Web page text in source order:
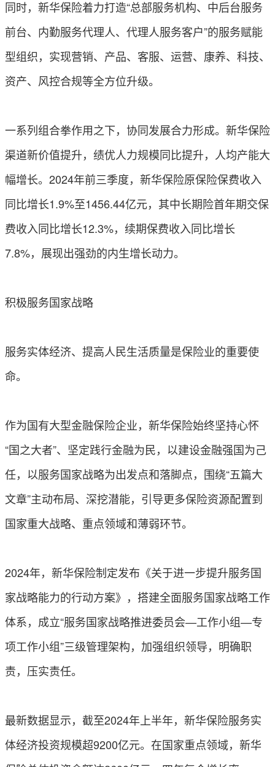
同时，新华保险着力打造“总部服务机构、中后台服务
前台、内勤服务代理人、代理人服务客户”的服务赋能
型组织，实现营销、产品、客服、运营、康养、科技、
资产、风控合规等全方位升级。
一系列组合拳作用之下，协同发展合力形成。新华保险
渠道新价值提升，绩优人力规模同比提升，人均产能大
幅增长。2024年前三季度，新华保险原保险保费收入
同比增长1.9%至1456.44亿元，其中长期险首年期交保
费收入同比增长12.3%，续期保费收入同比增长
7.8%，展现出强劲的内生增长动力。
积极服务国家战略
服务实体经济、提高人民生活质量是保险业的重要使
命。
作为国有大型金融保险企业，新华保险始终坚持心怀
“国之大者”、坚定践行金融为民，以建设金融强国为己
任，以服务国家战略为出发点和落脚点，围绕“五篇大
文章”主动布局、深挖潜能，引导更多保险资源配置到
国家重大战略、重点领域和薄弱环节。
2024年，新华保险制定发布《关于进一步提升服务国
家战略能力的行动方案》，搭建全面服务国家战略工作
体系，成立“服务国家战略推进委员会—工作小组—专
项工作小组”三级管理架构，加强组织领导，明确职
责，压实责任。
最新数据显示，截至2024年上半年，新华保险服务实
体经济投资规模超9200亿元。在国家重点领域，新华